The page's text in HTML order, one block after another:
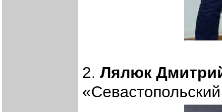
2. Лялюк